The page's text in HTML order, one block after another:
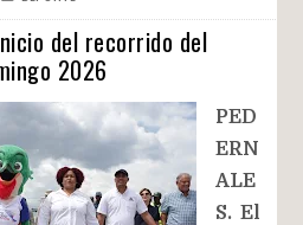
del recorrido del
2026
PED
ERN
ALE
S. El